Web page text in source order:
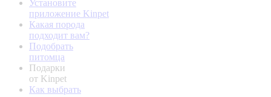
Установите
приложение Kinpet
Какая порода
подходит вам?
Подобрать
питомца
Подарки
от Kinpet
Как выбрать